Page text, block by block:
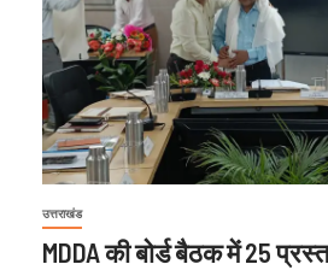
उत्तराखंड
MDDA की बोर्ड बैठक में 25